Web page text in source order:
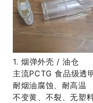
1. 烟弹外壳 / 油仓
主流PCTG 食品级透
耐烟油腐蚀、耐高温
不变黄、不裂、无塑